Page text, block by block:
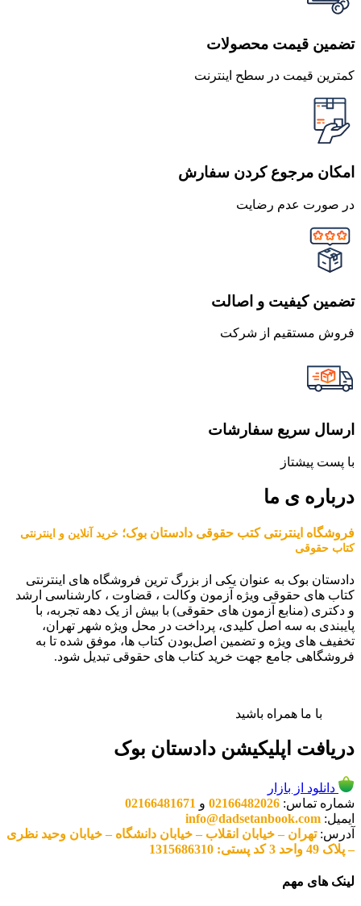
تضمین قیمت محصولات
کمترین قیمت در سطح اینترنت
امکان مرجوع کردن سفارش
در صورت عدم رضایت
تضمین کیفیت و اصالت
فروش مستقیم از شرکت
ارسال سریع سفارشات
با پست پیشتاز
درباره ی ما
فروشگاه اینترنتی کتب حقوقی دادستان بوک؛ خرید آنلاین و اینترنتی
کتاب حقوقی
دادستان بوک به عنوان یکی از بزرگ ترین فروشگاه های اینترنتی
کتاب های حقوقی ویژه آزمون وکالت ، قضاوت ، کارشناسی ارشد
و دکتری (منابع آزمون های حقوقی) با بیش از یک دهه تجربه، با
پایبندی به سه اصل کلیدی، پرداخت در محل ویژه شهر تهران،
تخفیف های ویژه و تضمین اصل‌بودن کتاب ها، موفق شده تا به
فروشگاهی جامع جهت خرید کتاب های حقوقی تبدیل شود.
با ما همراه باشید
دریافت اپلیکیشن دادستان بوک
دانلود از بازار
شماره تماس: 02166482026 و 02166481671
ایمیل: info@dadsetanbook.com
آدرس:تهران – خیابان انقلاب – خیابان دانشگاه – خیابان وحید نظری
– پلاک 49 واحد 3 کد پستی: 1315686310
لینک های مهم